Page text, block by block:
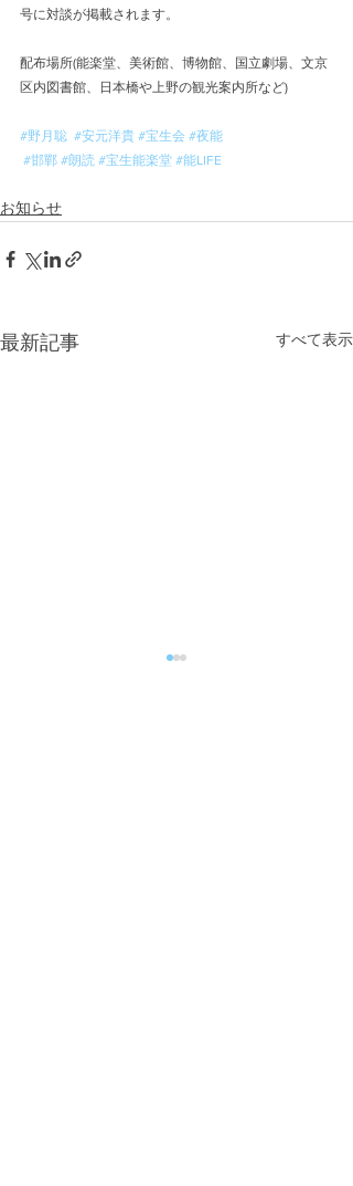
号に対談が掲載されます。
配布場所(能楽堂、美術館、博物館、国立劇場、文京
区内図書館、日本橋や上野の観光案内所など)
#野月聡 #安元洋貴 #宝生会 #夜能
#邯鄲 #朗読 #宝生能楽堂 #能LIFE
お知らせ
最新記事 すべて表示